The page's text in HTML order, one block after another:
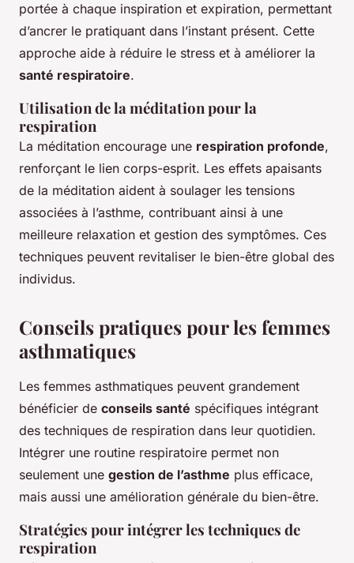
portée à chaque inspiration et expiration, permettant
d’ancrer le pratiquant dans l’instant présent. Cette
approche aide à réduire le stress et à améliorer la
santé respiratoire.
Utilisation de la méditation pour la
respiration
La méditation encourage une respiration profonde,
renforçant le lien corps-esprit. Les effets apaisants
de la méditation aident à soulager les tensions
associées à l’asthme, contribuant ainsi à une
meilleure relaxation et gestion des symptômes. Ces
techniques peuvent revitaliser le bien-être global des
individus.
Conseils pratiques pour les femmes
asthmatiques
Les femmes asthmatiques peuvent grandement
bénéficier de conseils santé spécifiques intégrant
des techniques de respiration dans leur quotidien.
Intégrer une routine respiratoire permet non
seulement une gestion de l’asthme plus efficace,
mais aussi une amélioration générale du bien-être.
Stratégies pour intégrer les techniques de
respiration